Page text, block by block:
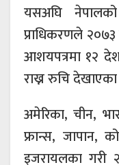
यसअघि
प्राधिकरणले
आशयपत्रमा १२
राख्न रुचि देखाएका
अमेरिका, चीन,
फ्रान्स, जापान,
इजरायलका गरी